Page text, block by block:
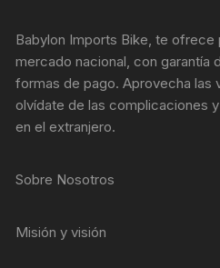
Babylon Imports Bike, te
mercado nacional, con garantía
formas de pago. Aprovecha las
olvídate de las complicaciones
en el extranjero.
Sobre Nosotros
Misión y visión